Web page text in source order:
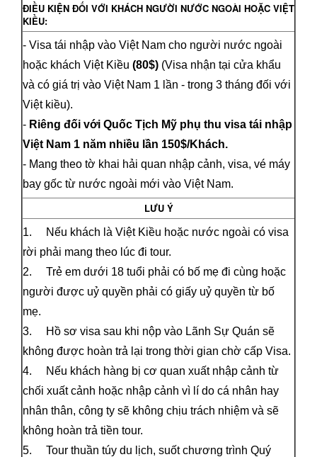
ĐIỀU KIỆN ĐỐI VỚI KHÁCH NGƯỜI NƯỚC NGOÀI HOẶC VIỆT
KIỀU:
- Visa tái nhập vào Việt Nam cho người nước ngoài
hoặc khách Việt Kiều (80$) (Visa nhận tại cửa khẩu
và có giá trị vào Việt Nam 1 lần - trong 3 tháng đối với
Việt kiều).
- Riêng đối với Quốc Tịch Mỹ phụ thu visa tái nhập
Việt Nam 1 năm nhiều lần 150$/Khách.
- Mang theo tờ khai hải quan nhập cảnh, visa, vé máy
bay gốc từ nước ngoài mới vào Việt Nam.
LƯU Ý
1. Nếu khách là Việt Kiều hoặc nước ngoài có visa
rời phải mang theo lúc đi tour.
2. Trẻ em dưới 18 tuổi phải có bố mẹ đi cùng hoặc
người được uỷ quyền phải có giấy uỷ quyền từ bố
mẹ.
3. Hồ sơ visa sau khi nộp vào Lãnh Sự Quán sẽ
không được hoàn trả lại trong thời gian chờ cấp Visa.
4. Nếu khách hàng bị cơ quan xuất nhập cảnh từ
chối xuất cảnh hoặc nhập cảnh vì lí do cá nhân hay
nhân thân, công ty sẽ không chịu trách nhiệm và sẽ
không hoàn trả tiền tour.
5. Tour thuần túy du lịch, suốt chương trình Quý